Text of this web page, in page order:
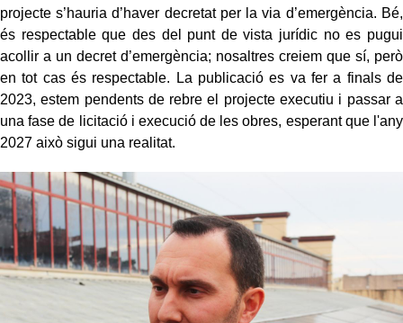
projecte s’hauria d’haver decretat per la via d’emergència. Bé,
és respectable que des del punt de vista jurídic no es pugui
acollir a un decret d’emergència; nosaltres creiem que sí, però
en tot cas és respectable. La publicació es va fer a finals de
2023, estem pendents de rebre el projecte executiu i passar a
una fase de licitació i execució de les obres, esperant que l'any
2027 això sigui una realitat.